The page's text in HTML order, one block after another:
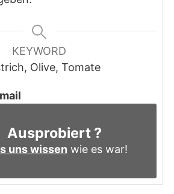
KEYWORD
Olive, Tomate
Ausprobiert ?
uns wissen wie es war!